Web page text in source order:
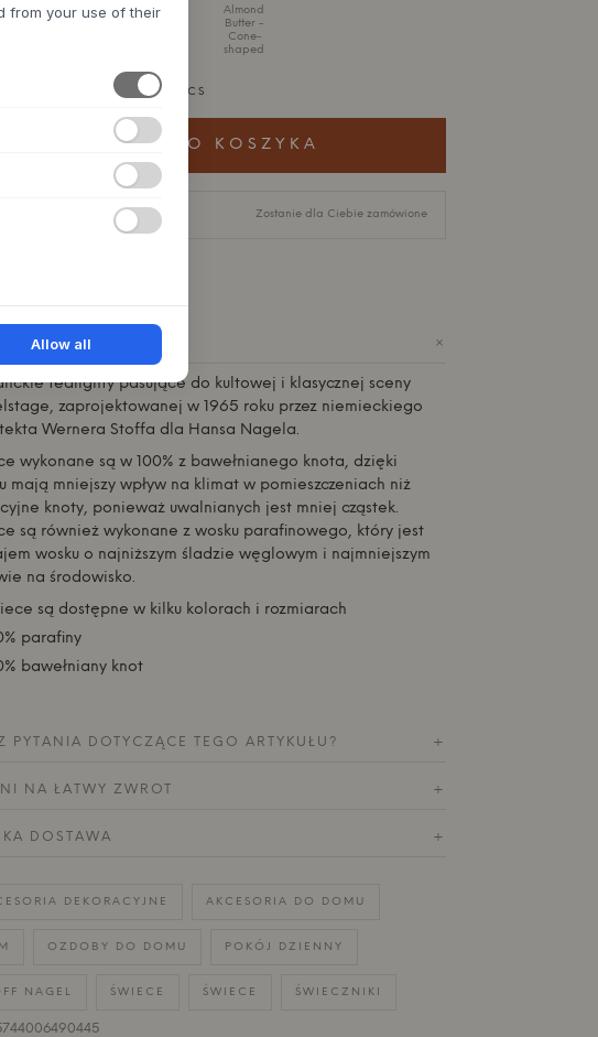
shaped
Almond
Butter -
Cone-
shaped
H29 X D1,3 CM - 6 PCS
DODAJ DO KOSZYKA
Czas dostawy 7-12 dni Zostanie dla Ciebie zamówione
PRODUKCIE +
tealighty pasujące do kultowej i klasycznej sceny
zaprojektowanej w 1965 roku przez niemieckiego
Wernera Stoffa dla Hansa Nagela.
wykonane są w 100% z bawełnianego knota, dzięki
mają mniejszy wpływ na klimat w pomieszczeniach niż
knoty, ponieważ uwalnianych jest mniej cząstek.
są również wykonane z wosku parafinowego, który jest
wosku o najniższym śladzie węglowym i najmniejszym
na środowisko.
są dostępne w kilku kolorach i rozmiarach
parafiny
bawełniany knot
PYTANIA DOTYCZĄCE TEGO ARTYKUŁU? +
NA ŁATWY ZWROT +
DOSTAWA +
DEKORACYJNE AKCESORIA DO DOMU
OZDOBY DO DOMU POKÓJ DZIENNY
NAGEL ŚWIECE ŚWIECE ŚWIECZNIKI
from your use of their
Allow all